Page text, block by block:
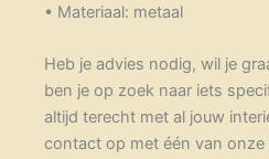
• Materiaal: metaal
Heb je advies nodig, wil je
ben je op zoek naar iets
altijd terecht met al jouw
contact op met één van onze